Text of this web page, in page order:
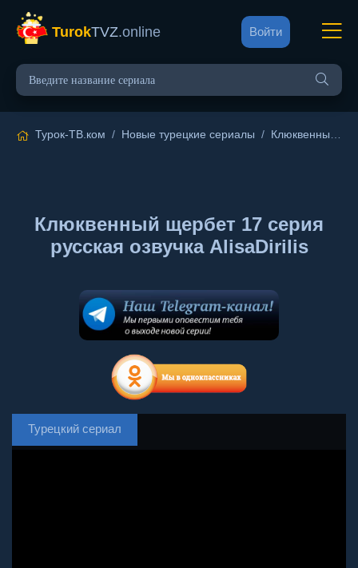
TurokTVZ.online Войти
Турок-ТВ.ком / Новые турецкие сериалы / Клюквенный щербет
Клюквенный щербет 17 серия
русская озвучка AlisaDirilis
Турецкий сериал